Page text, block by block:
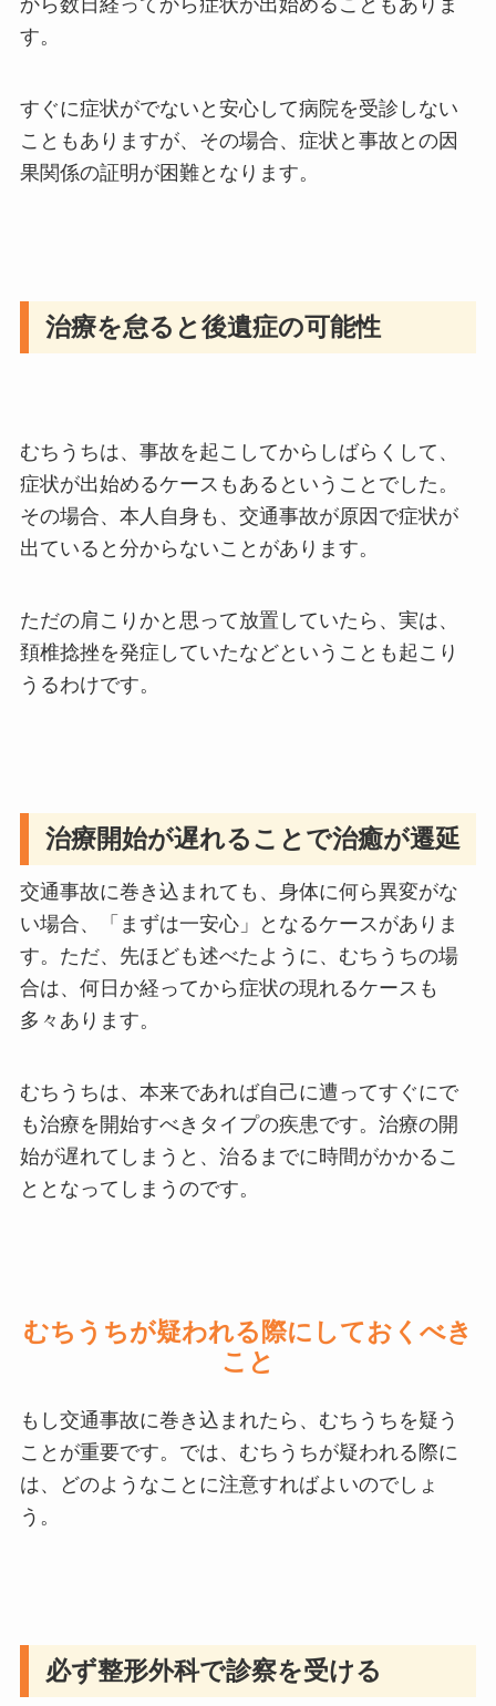
す。
すぐに症状がでないと安心して病院を受診しない
こともありますが、その場合、症状と事故との因
果関係の証明が困難となります。
治療を怠ると後遺症の可能性
むちうちは、事故を起こしてからしばらくして、
症状が出始めるケースもあるということでした。
その場合、本人自身も、交通事故が原因で症状が
出ていると分からないことがあります。
ただの肩こりかと思って放置していたら、実は、
頚椎捻挫を発症していたなどということも起こり
うるわけです。
治療開始が遅れることで治癒が遷延
交通事故に巻き込まれても、身体に何ら異変がな
い場合、「まずは一安心」となるケースがありま
す。ただ、先ほども述べたように、むちうちの場
合は、何日か経ってから症状の現れるケースも
多々あります。
むちうちは、本来であれば自己に遭ってすぐにで
も治療を開始すべきタイプの疾患です。治療の開
始が遅れてしまうと、治るまでに時間がかかるこ
ととなってしまうのです。
むちうちが疑われる際にしておくべき
こと
もし交通事故に巻き込まれたら、むちうちを疑う
ことが重要です。では、むちうちが疑われる際に
は、どのようなことに注意すればよいのでしょ
う。
必ず整形外科で診察を受ける